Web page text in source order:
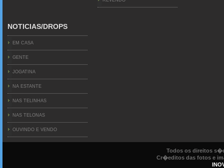
NOTICIAS/DROPS
EM CASA
GENTE
JOGATINA
NA ESTANTE
NAS TELINHAS
NAS TELONAS
OUVINDO E VENDO
Todos os direitos
Cr�editos das fotos e